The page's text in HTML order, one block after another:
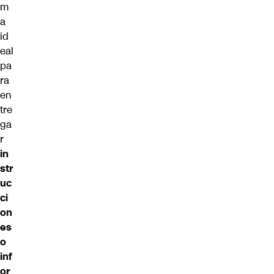
m
a
id
eal
pa
ra
en
tre
ga
r
in
str
uc
ci
on
es
o
inf
or